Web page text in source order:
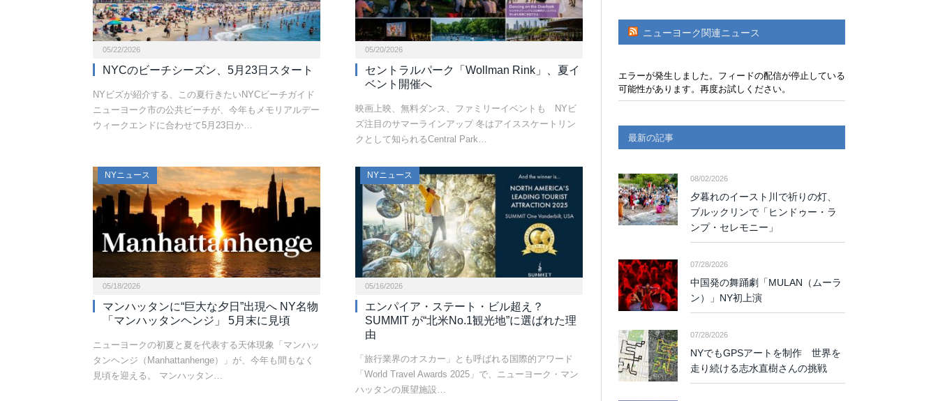
05/22/2026
NYCのビーチシーズン、5月23日スタート
NYビズが紹介する、この夏行きたいNYCビーチガイド
ニューヨーク市の公共ビーチが、今年もメモリアルデー
ウィークエンドに合わせて5月23日か…
05/20/2026
セントラルパーク「Wollman Rink」、夏イ
ベント開催へ
映画上映、無料ダンス、ファミリーイベントも NYビ
ズ注目のサマーラインアップ 冬はアイススケートリン
クとして知られるCentral Park…
NYニュース
05/18/2026
マンハッタンに“巨大な夕日”出現へ NY名物
「マンハッタンヘンジ」 5月末に見頃
ニューヨークの初夏と夏を代表する天体現象「マンハッ
タンヘンジ（Manhattanhenge）」が、今年も間もなく
見頃を迎える。 マンハッタン…
NYニュース
05/16/2026
エンパイア・ステート・ビル超え？
SUMMIT が“北米No.1観光地”に選ばれた理
由
「旅行業界のオスカー」とも呼ばれる国際的アワード
「World Travel Awards 2025」で、ニューヨーク・マン
ハッタンの展望施設…
ニューヨーク関連ニュース
エラーが発生しました。フィードの配信が停止している
可能性があります。再度お試しください。
最新の記事
08/02/2026
夕暮れのイースト川で祈りの灯、
ブルックリンで「ヒンドゥー・ラ
ンプ・セレモニー」
07/28/2026
中国発の舞踊劇「MULAN（ムーラ
ン）」NY初上演
07/28/2026
NYでもGPSアートを制作 世界を
走り続ける志水直樹さんの挑戦